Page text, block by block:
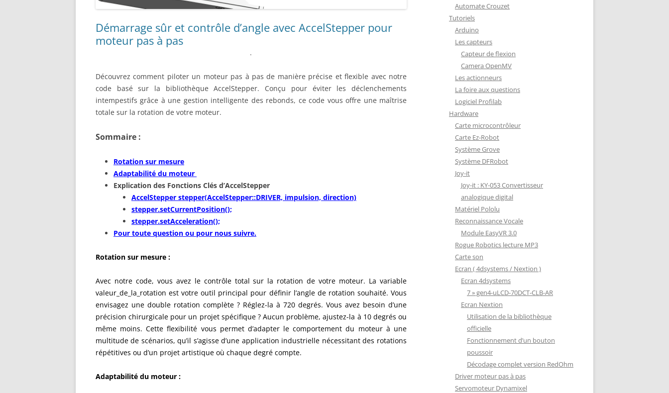
ENSEMBLE DES ACTIONNEURS
DIVERS MATERIELS PROTECTION : PORTE FUSIBLE
Démarrage sûr et contrôle d’angle avec AccelStepper pour
moteur pas à pas
.
Découvrez comment piloter un moteur pas à pas de manière précise et flexible avec notre
code basé sur la bibliothèque AccelStepper. Conçu pour éviter les déclenchements
intempestifs grâce à une gestion intelligente des rebonds, ce code vous offre une maîtrise
totale sur la rotation de votre moteur.
Sommaire :
Rotation sur mesure
Adaptabilité du moteur
Explication des Fonctions Clés d’AccelStepper
AccelStepper stepper(AccelStepper::DRIVER, impulsion, direction)
stepper.setCurrentPosition();
stepper.setAcceleration();
Pour toute question ou pour nous suivre.
Rotation sur mesure :
Avec notre code, vous avez le contrôle total sur la rotation de votre moteur. La variable
valeur_de_la_rotation est votre outil principal pour définir l’angle de rotation souhaité. Vous
envisagez une double rotation complète ? Réglez-la à 720 degrés. Vous avez besoin d’une
précision chirurgicale pour un projet spécifique ? Aucun problème, ajustez-la à 10 degrés ou
même moins. Cette flexibilité vous permet d’adapter le comportement du moteur à une
multitude de scénarios, qu’il s’agisse d’une application industrielle nécessitant des rotations
répétitives ou d’un projet artistique où chaque degré compte.
Adaptabilité du moteur :
Automate Crouzet
Tutoriels
Arduino
Les capteurs
Capteur de flexion
Camera OpenMV
Les actionneurs
La foire aux questions
Logiciel Profilab
Hardware
Carte microcontrôleur
Carte Ez-Robot
Système Grove
Système DFRobot
Joy-it
Joy-it : KY-053 Convertisseur
analogique digital
Matériel Pololu
Reconnaissance Vocale
Module EasyVR 3.0
Rogue Robotics lecture MP3
Carte son
Ecran ( 4dsystems / Nextion )
Ecran 4dsystems
7 » gen4-uLCD-70DCT-CLB-AR
Ecran Nextion
Utilisation de la bibliothèque
officielle
Fonctionnement d’un bouton
poussoir
Décodage complet version RedOhm
Driver moteur pas à pas
Servomoteur Dynamixel